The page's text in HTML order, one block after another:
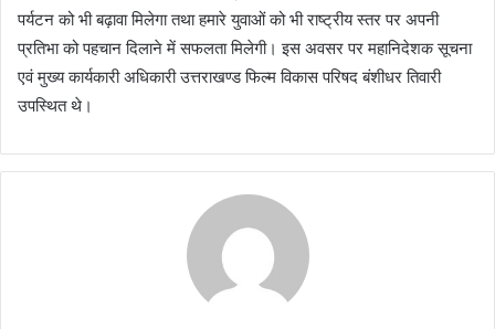
पर्यटन को भी बढ़ावा मिलेगा तथा हमारे युवाओं को भी राष्ट्रीय स्तर पर अपनी
प्रतिभा को पहचान दिलाने में सफलता मिलेगी। इस अवसर पर महानिदेशक सूचना
एवं मुख्य कार्यकारी अधिकारी उत्तराखण्ड फिल्म विकास परिषद बंशीधर तिवारी
उपस्थित थे।